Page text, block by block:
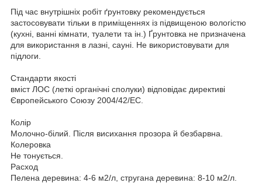
Під час внутрішніх робіт ґрунтовку рекомендується
застосовувати тільки в приміщеннях із підвищеною вологістю
(кухні, ванні кімнати, туалети та ін.) Ґрунтовка не призначена
для використання в лазні, сауні. Не використовувати для
підлоги.
Стандарти якості
вміст ЛОС (леткі органічні сполуки) відповідає директиві
Європейського Союзу 2004/42/EC.
Колір
Молочно-білий. Після висихання прозора й безбарвна.
Колеровка
Не тонується.
Расход
Пелена деревина: 4-6 м2/л, стругана деревина: 8-10 м2/л.